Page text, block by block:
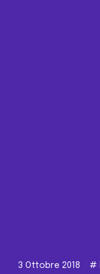
3 Ottobre 2018 #